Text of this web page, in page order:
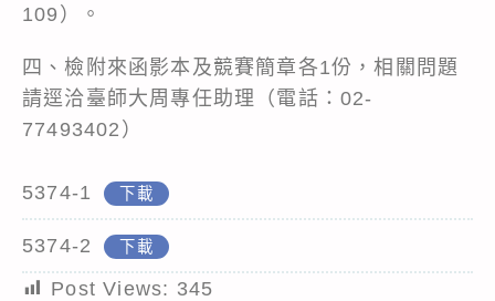
109）。
四、檢附來函影本及競賽簡章各1份，相關問題
請逕洽臺師大周專任助理（電話：02-
77493402）
5374-1 下載
5374-2 下載
Post Views: 345